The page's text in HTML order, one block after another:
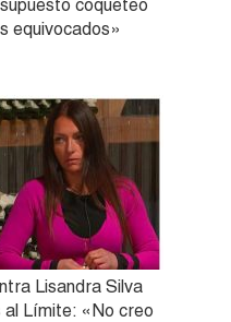
coqueteo
equivocados»
Lisandra Silva
al Límite: «No creo